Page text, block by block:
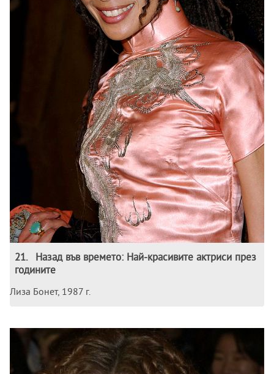
21.
Назад във времето: Най-красивите актриси през
годините
Лиза Бонет, 1987 г.